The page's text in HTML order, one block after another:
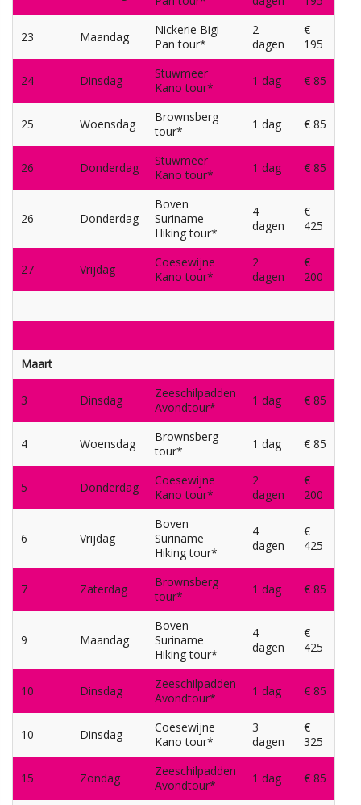
23 Maandag
Nickerie Bigi
Pan tour*
2
dagen
€
195
24 Dinsdag
Stuwmeer
Kano tour*
1 dag € 85
25 Woensdag
Brownsberg
tour*
1 dag € 85
26 Donderdag
Stuwmeer
Kano tour*
1 dag € 85
26 Donderdag
Boven
Suriname
Hiking tour*
4
dagen
€
425
27 Vrijdag
Coesewijne
Kano tour*
2
dagen
€
200
Maart
3 Dinsdag
Zeeschilpadden
Avondtour*
1 dag € 85
4 Woensdag
Brownsberg
tour*
1 dag € 85
5 Donderdag
Coesewijne
Kano tour*
2
dagen
€
200
6 Vrijdag
Boven
Suriname
Hiking tour*
4
dagen
€
425
7 Zaterdag
Brownsberg
tour*
1 dag € 85
9 Maandag
Boven
Suriname
Hiking tour*
4
dagen
€
425
10 Dinsdag
Zeeschilpadden
Avondtour*
1 dag € 85
10 Dinsdag
Coesewijne
Kano tour*
3
dagen
€
325
15 Zondag
Zeeschilpadden
Avondtour*
1 dag € 85